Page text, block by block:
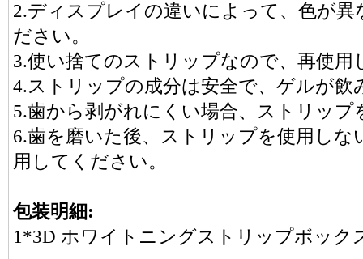
2.ディスプレイの違いによって、色が
ださい。
3.使い捨てのストリップなので、再使用
4.ストリップの成分は安全で、ゲルが飲
5.歯から剥がれにくい場合、ストリッ
6.歯を磨いた後、ストリップを使用しな
用してください。
包装明細:
1*3D ホワイトニングストリップボック